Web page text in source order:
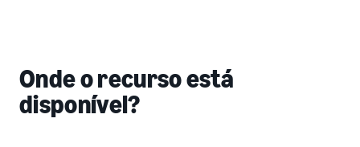
Onde o recurso está
disponível?